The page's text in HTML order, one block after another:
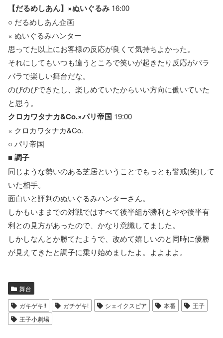
【だるめしあん】×ぬいぐるみ 16:00
○ だるめしあん企画
× ぬいぐるみハンター
思ってた以上にお客様の反応が良くて気持ちよかった。
それにしてもいつも違うところで笑いが起きたり反応がバラ
バラで楽しい舞台だな。
のびのびできたし、楽しめていたからいい方向に働いていた
と思う。
クロカワタナカ&Co.×パリ帝国 19:00
× クロカワタナカ&Co.
○ パリ帝国
■調子
同じような勢いのある芝居ということでもっとも警戒(笑)して
いた相手。
面白いと評判のぬいぐるみハンターさん。
しかもいままでの対戦ではすべて後半組が勝利とやや後半有
利との見方があったので、かなり意識してました。
しかしなんとか勝てたようで、改めて嬉しいのと同時に優勝
が見えてきたと調子に乗り始めましたよ。よよよよ。
舞台
ガキゲキ!! ガチゲキ! シェイクスピア 本番
王子
王子小劇場